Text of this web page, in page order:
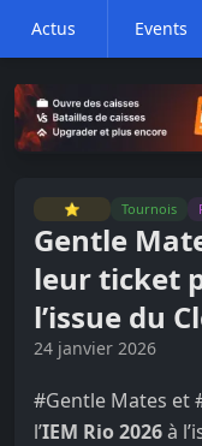
Actus Events
⭐ Tournois
Gentle
leur ticket
l’issue du
24 janvier 2026
#Gentle Mates et
l’IEM Rio 2026à